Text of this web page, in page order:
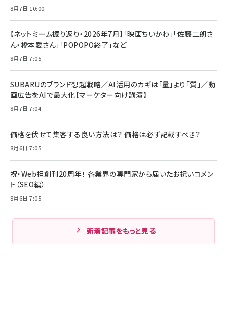
8月7日 10:00
【ネットミーム振り返り・2026年7月】「映画ちいかわ」「佐藤二朗さ
ん・橋本愛さん」「POPOPO終了」など
8月7日 7:05
SUBARUのブランド想起戦略／AI活用のカギは「量」より「質」／動
画広告をAIで最大化【マーケター向け講演】
8月7日 7:04
価格を伏せて集客する良い方法は？ 価格は必ず記載すべき？
8月6日 7:05
祝・Web担創刊20周年！ 各業界の専門家から届いたお祝いコメン
ト（SEO編）
8月6日 7:05
新着記事をもっと見る